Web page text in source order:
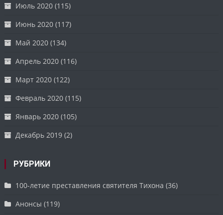
Июль 2020 (115)
Июнь 2020 (117)
Май 2020 (134)
Апрель 2020 (116)
Март 2020 (122)
Февраль 2020 (115)
Январь 2020 (105)
Декабрь 2019 (2)
РУБРИКИ
100-летие преставления святителя Тихона (36)
Анонсы (119)